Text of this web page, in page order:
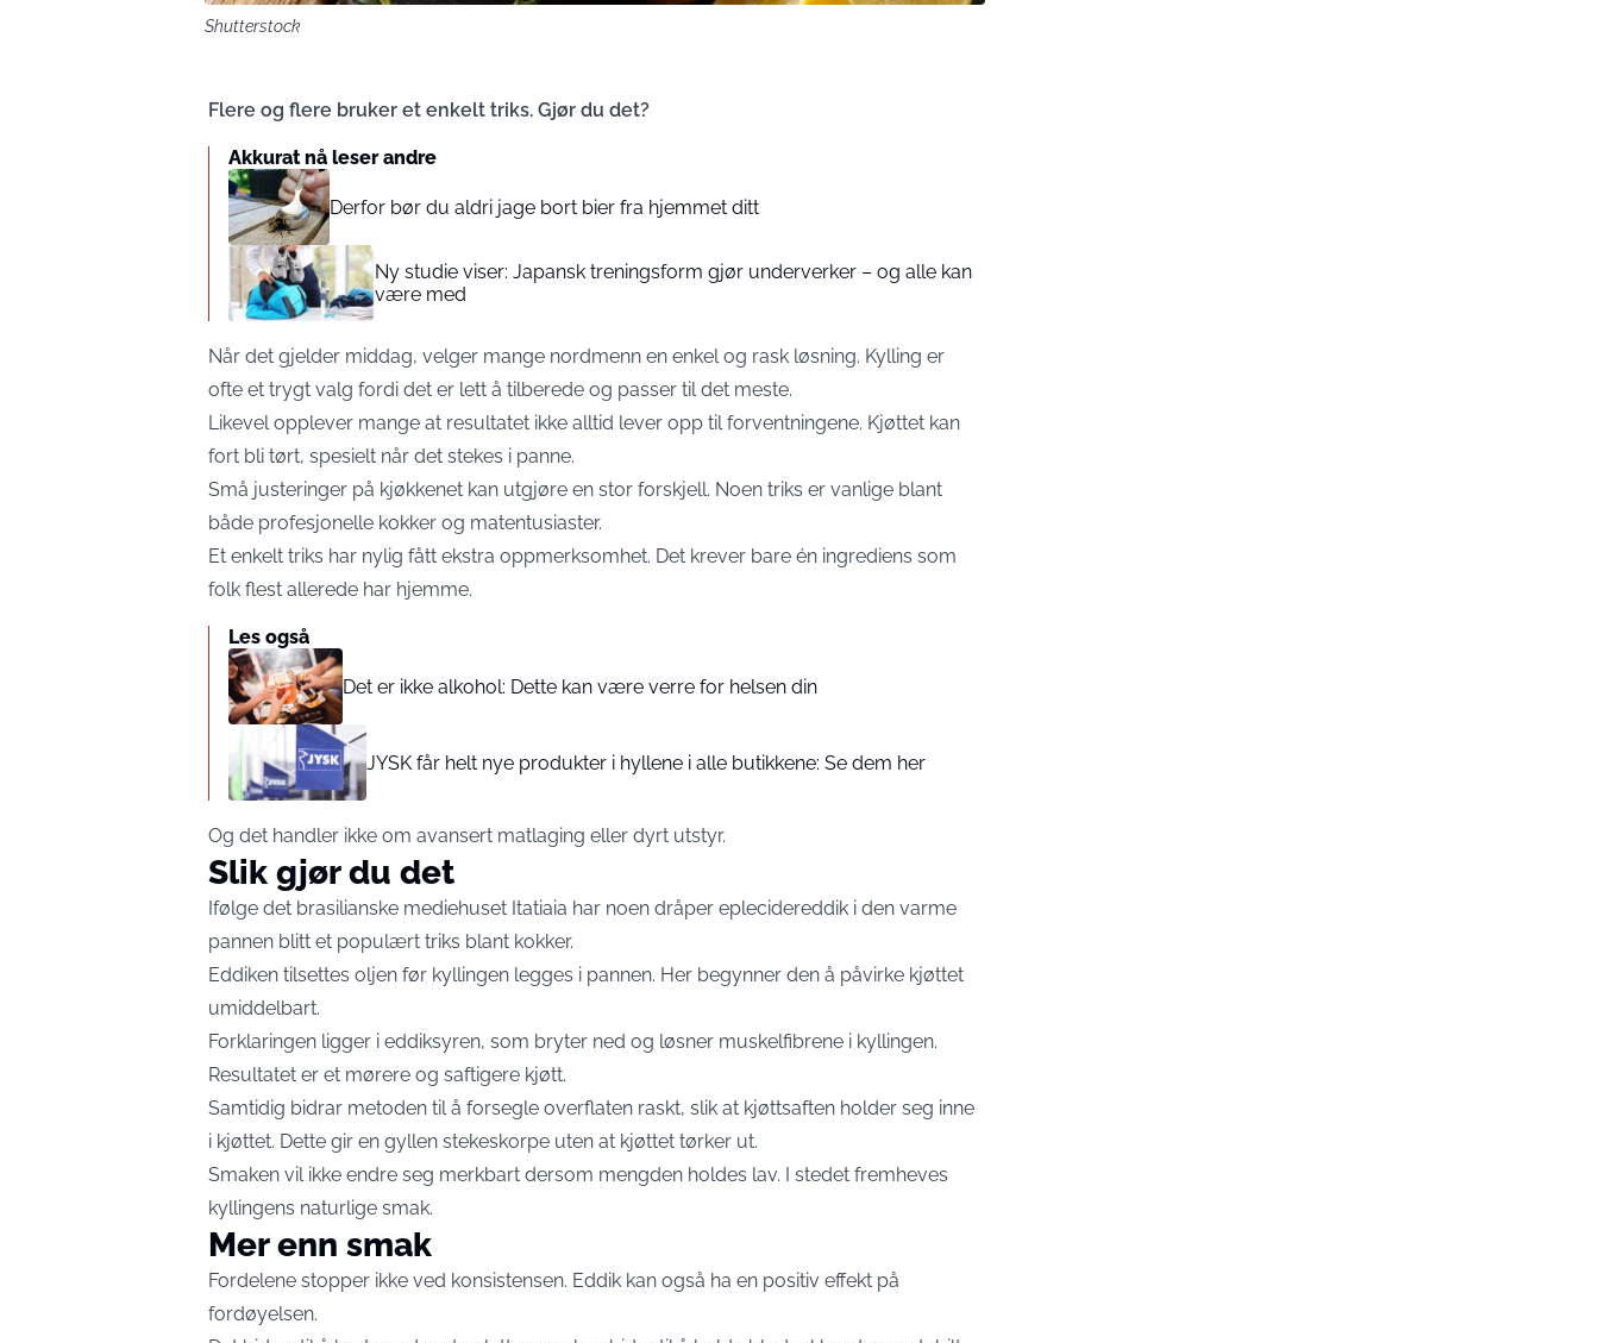
Shutterstock
Flere og flere bruker et enkelt triks. Gjør du det?
Akkurat nå leser andre
Derfor bør du aldri jage bort bier fra hjemmet ditt
Ny studie viser: Japansk treningsform gjør underverker – og alle kan
være med
Når det gjelder middag, velger mange nordmenn en enkel og rask løsning. Kylling er
ofte et trygt valg fordi det er lett å tilberede og passer til det meste.
Likevel opplever mange at resultatet ikke alltid lever opp til forventningene. Kjøttet kan
fort bli tørt, spesielt når det stekes i panne.
Små justeringer på kjøkkenet kan utgjøre en stor forskjell. Noen triks er vanlige blant
både profesjonelle kokker og matentusiaster.
Et enkelt triks har nylig fått ekstra oppmerksomhet. Det krever bare én ingrediens som
folk flest allerede har hjemme.
Les også
Det er ikke alkohol: Dette kan være verre for helsen din
JYSK får helt nye produkter i hyllene i alle butikkene: Se dem her
Og det handler ikke om avansert matlaging eller dyrt utstyr.
Slik gjør du det
Ifølge det brasilianske mediehuset Itatiaia har noen dråper eplecidereddik i den varme
pannen blitt et populært triks blant kokker.
Eddiken tilsettes oljen før kyllingen legges i pannen. Her begynner den å påvirke kjøttet
umiddelbart.
Forklaringen ligger i eddiksyren, som bryter ned og løsner muskelfibrene i kyllingen.
Resultatet er et mørere og saftigere kjøtt.
Samtidig bidrar metoden til å forsegle overflaten raskt, slik at kjøttsaften holder seg inne
i kjøttet. Dette gir en gyllen stekeskorpe uten at kjøttet tørker ut.
Smaken vil ikke endre seg merkbart dersom mengden holdes lav. I stedet fremheves
kyllingens naturlige smak.
Mer enn smak
Fordelene stopper ikke ved konsistensen. Eddik kan også ha en positiv effekt på
fordøyelsen.